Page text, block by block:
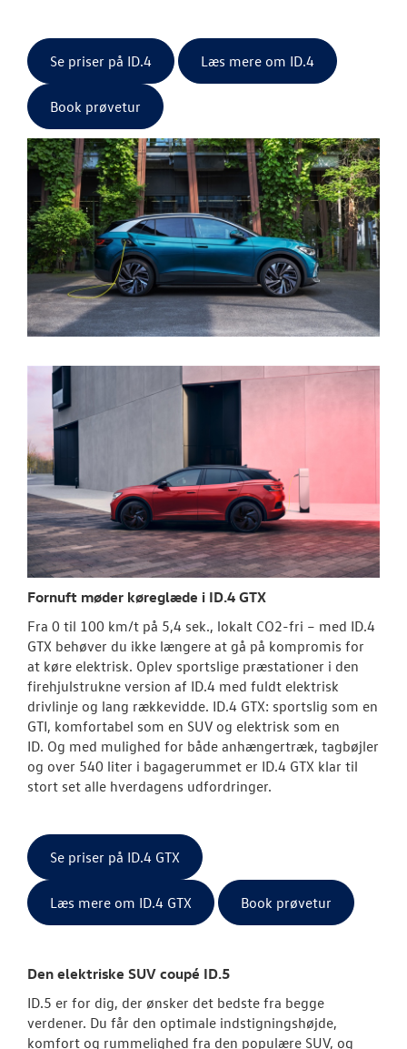
Se priser på ID.4 Læs mere om ID.4
Book prøvetur
Fornuft møder køreglæde i ID.4 GTX
Fra 0 til 100 km/t på 5,4 sek., lokalt CO2-fri – med ID.4
GTX behøver du ikke længere at gå på kompromis for
at køre elektrisk. Oplev sportslige præstationer i den
firehjulstrukne version af ID.4 med fuldt elektrisk
drivlinje og lang rækkevidde. ID.4 GTX: sportslig som en
GTI, komfortabel som en SUV og elektrisk som en
ID. Og med mulighed for både anhængertræk, tagbøjler
og over 540 liter i bagagerummet er ID.4 GTX klar til
stort set alle hverdagens udfordringer.
Se priser på ID.4 GTX
Læs mere om ID.4 GTX Book prøvetur
Den elektriske SUV coupé ID.5
ID.5 er for dig, der ønsker det bedste fra begge
verdener. Du får den optimale indstigningshøjde,
komfort og rummelighed fra den populære SUV, og